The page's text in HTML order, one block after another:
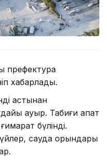
префектура
хабарлады.
астынан
ауыр. Табиғи апат
бүлінді.
сауда орындары